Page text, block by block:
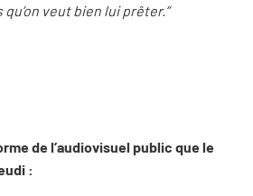
veut bien lui prêter.”
de l’audiovisuel public que le
: